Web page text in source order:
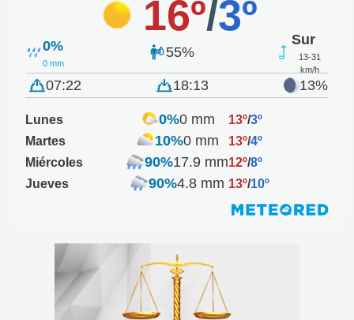
16º/3º
0%
0 mm
55%
Sur
13-31
km/h
07:22 18:13 13%
Lunes 0%0 mm 13º/3º
Martes
10%0 mm 13º/4º
Miércoles
90%17.9 mm12º/8º
Jueves
90%4.8 mm 13º/10º